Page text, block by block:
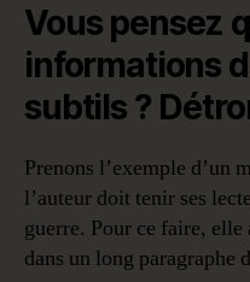
Vous pensez
informations
subtils ?
Prenons l’exemple d’un
l’auteur doit tenir ses
guerre. Pour ce faire,
dans un long paragraphe